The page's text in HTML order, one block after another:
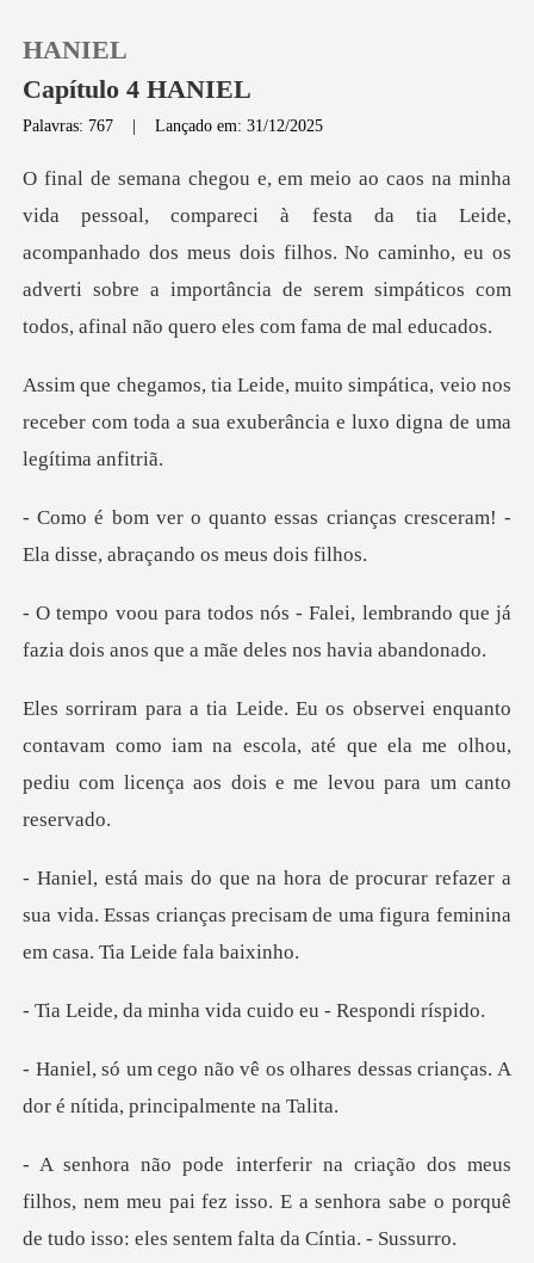
0
Loja
Sair
Baixar App
HANIEL
Capítulo 4 HANIEL
Palavras: 767 |Lançado em: 31/12/2025
da tia Leide,
acompanhado dos meus dois filhos. No caminho, eu os
adverti sobre a imp
tica, veio nos
receber com toda a sua exube
crianças cresceram! -
Ela disse
ei, lembrando que já
fazia dois anos
contavam como iam na escola, até que ela me olhou,
pedi
efazer a
sua vida. Essas crianças precisam de uma
inha vida cuido eu
olhares dessas crianças. A
dor é
ilhos, nem meu pai fez isso. E a senhora sabe o porquê